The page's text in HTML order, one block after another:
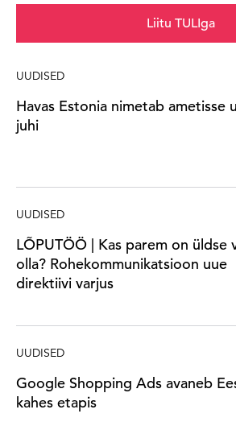
Liitu TULIga
UUDISED
Havas Estonia nimetab ametisse
juhi
UUDISED
LÕPUTÖÖ | Kas parem on üldse
olla? Rohekommunikatsioon uue
direktiivi varjus
UUDISED
Google Shopping Ads avaneb
kahes etapis